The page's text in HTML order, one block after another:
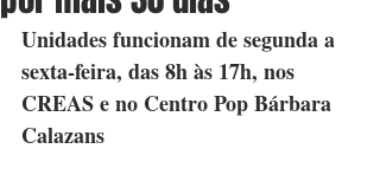
Unidades funcionam de segunda a
sexta-feira, das 8h às 17h, nos
CREAS e no Centro Pop Bárbara
Calazans